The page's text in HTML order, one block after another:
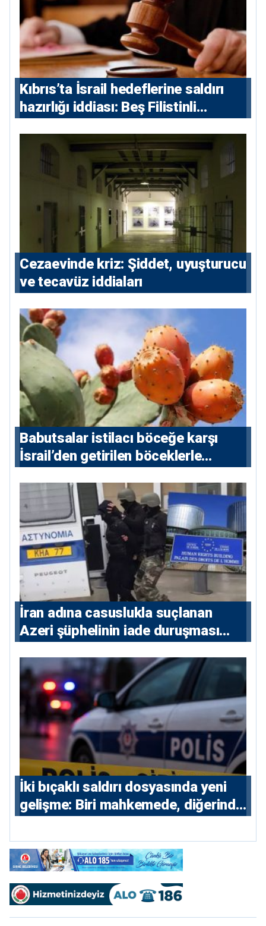
Kıbrıs’ta İsrail hedeflerine saldırı
hazırlığı iddiası: Beş Filistinli
Cezaevinde kriz: Şiddet, uyuşturucu
ve tecavüz iddiaları
Babutsalar istilacı böceğe karşı
İsrail’den getirilen böceklerle
İran adına casuslukla suçlanan
Azeri şüphelinin iade duruşması
İki bıçaklı saldırı dosyasında yeni
gelişme: Biri mahkemede, diğerinde